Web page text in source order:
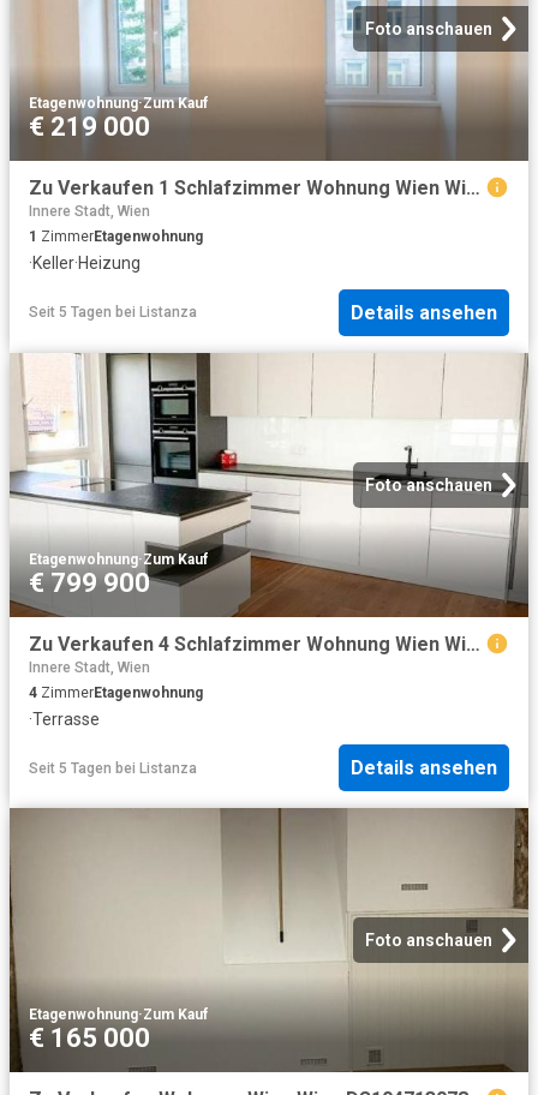
Foto anschauen
Etagenwohnung·Zum Kauf
€ 219 000
Zu Verkaufen 1 Schlafzimmer Wohnung Wien Wien DS104683889
Innere Stadt, Wien
1 ZimmerEtagenwohnung
·Keller·Heizung
Seit 5 Tagen bei Listanza Details ansehen
Foto anschauen
Etagenwohnung·Zum Kauf
€ 799 900
Zu Verkaufen 4 Schlafzimmer Wohnung Wien Wien DS104683888
Innere Stadt, Wien
4 ZimmerEtagenwohnung
·Terrasse
Seit 5 Tagen bei Listanza Details ansehen
Foto anschauen
Etagenwohnung·Zum Kauf
€ 165 000